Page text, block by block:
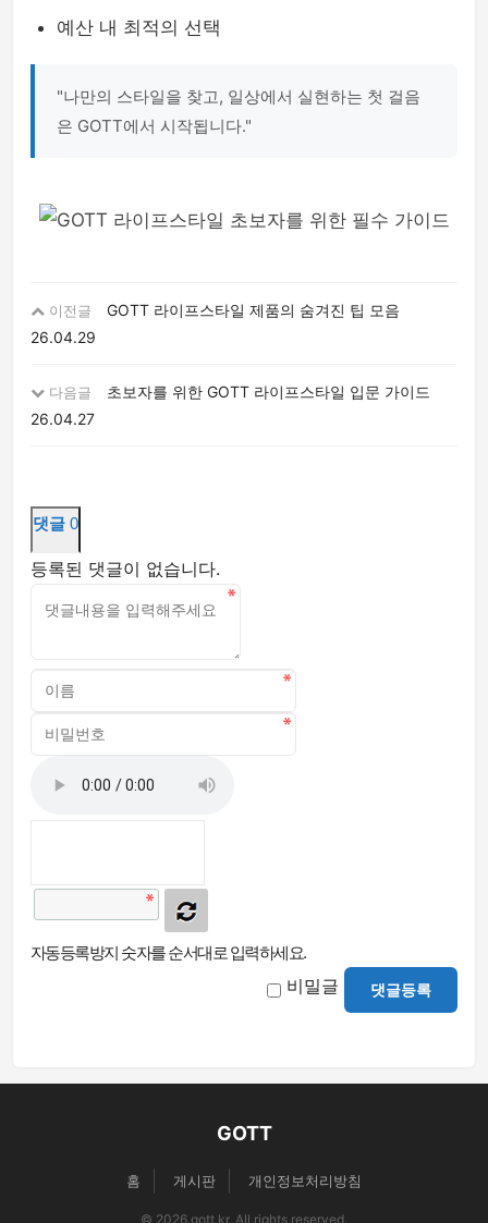
예산 내 최적의 선택
"나만의 스타일을 찾고, 일상에서 실현하는 첫 걸음
은 GOTT에서 시작됩니다."
이전글
GOTT 라이프스타일 제품의 숨겨진 팁 모음
26.04.29
다음글
초보자를 위한 GOTT 라이프스타일 입문 가이드
26.04.27
댓글 0
등록된 댓글이 없습니다.
자동등록방지 숫자를 순서대로 입력하세요.
비밀글 댓글등록
GOTT
홈 게시판 개인정보처리방침
© 2026 gott.kr. All rights reserved.